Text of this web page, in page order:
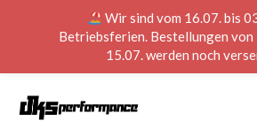
Wir sind vom 16.07. bis
Betriebsferien. Bestellungen von
15.07. werden noch